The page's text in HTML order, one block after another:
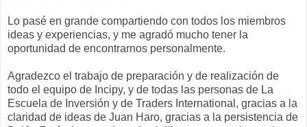
Lo pasé en grande compartiendo con todos los miembros
ideas y experiencias, y me agradó mucho tener la
oportunidad de encontrarnos personalmente.
Agradezco el trabajo de preparación y de realización de
todo el equipo de Incipy, y de todas las personas de La
Escuela de Inversión y de Traders International , gracias a la
claridad de ideas de Juan Haro, gracias a la persistencia de